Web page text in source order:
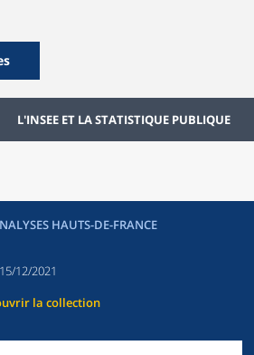
L'INSEE ET LA STATISTIQUE PUBLIQUE
HAUTS-DE-FRANCE
15/12/2021
la collection